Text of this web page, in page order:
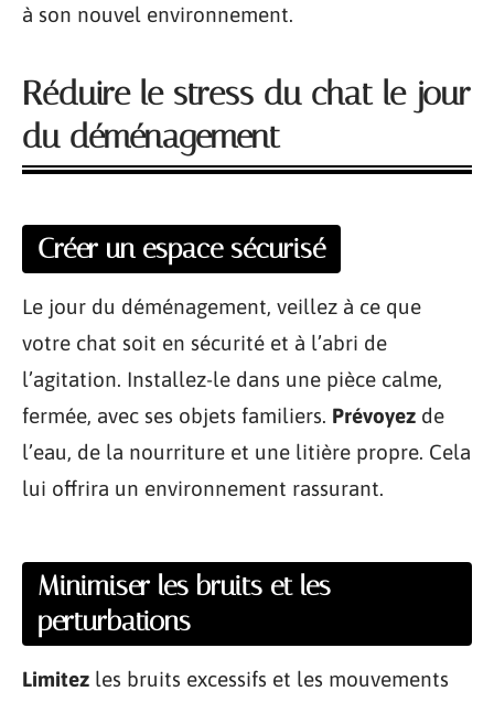
à son nouvel environnement.
Réduire le stress du chat le jour
du déménagement
Créer un espace sécurisé
Le jour du déménagement, veillez à ce que
votre chat soit en sécurité et à l’abri de
l’agitation. Installez-le dans une pièce calme,
fermée, avec ses objets familiers. Prévoyez de
l’eau, de la nourriture et une litière propre. Cela
lui offrira un environnement rassurant.
Minimiser les bruits et les
perturbations
Limitez les bruits excessifs et les mouvements